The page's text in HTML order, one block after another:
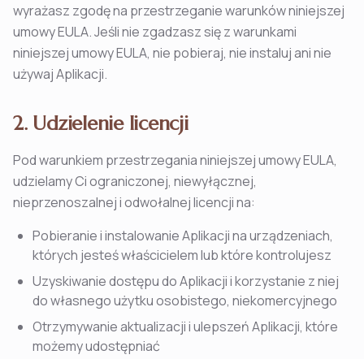
wyrażasz zgodę na przestrzeganie warunków niniejszej
umowy EULA. Jeśli nie zgadzasz się z warunkami
niniejszej umowy EULA, nie pobieraj, nie instaluj ani nie
używaj Aplikacji.
2. Udzielenie licencji
Pod warunkiem przestrzegania niniejszej umowy EULA,
udzielamy Ci ograniczonej, niewyłącznej,
nieprzenoszalnej i odwołalnej licencji na:
Pobieranie i instalowanie Aplikacji na urządzeniach,
których jesteś właścicielem lub które kontrolujesz
Uzyskiwanie dostępu do Aplikacji i korzystanie z niej
do własnego użytku osobistego, niekomercyjnego
Otrzymywanie aktualizacji i ulepszeń Aplikacji, które
możemy udostępniać